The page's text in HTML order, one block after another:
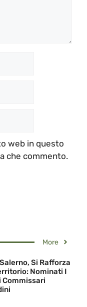
web in questo
che commento.
More
Si Rafforza
Nominati I
Commissari